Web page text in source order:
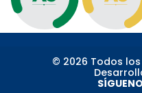
© 2026 Todos